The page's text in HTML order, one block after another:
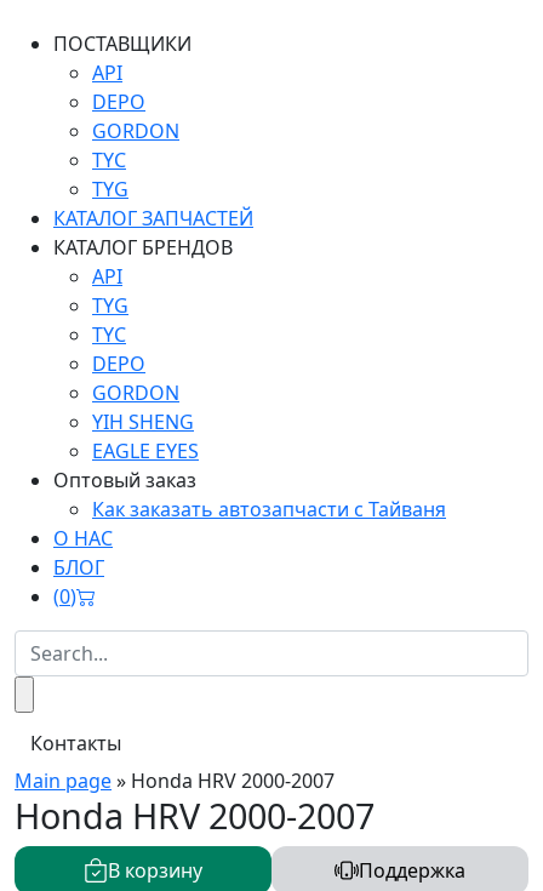
ПОСТАВЩИКИ
API
DEPO
GORDON
TYC
TYG
КАТАЛОГ ЗАПЧАСТЕЙ
КАТАЛОГ БРЕНДОВ
API
TYG
TYC
DEPO
GORDON
YIH SHENG
EAGLE EYES
Оптовый заказ
Как заказать автозапчасти с Тайваня
О НАС
БЛОГ
(0)
Контакты
Main page» Honda HRV 2000-2007
Honda HRV 2000-2007
В корзину Поддержка